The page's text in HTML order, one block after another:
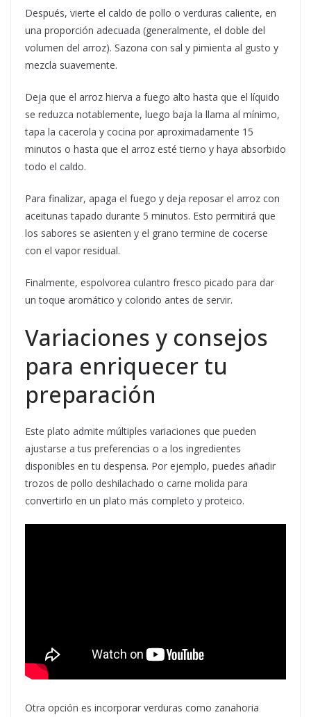
Después, vierte el caldo de pollo o verduras caliente, en
una proporción adecuada (generalmente, el doble del
volumen del arroz). Sazona con sal y pimienta al gusto y
mezcla suavemente.
Deja que el arroz hierva a fuego alto hasta que el líquido
se reduzca notablemente, luego baja la llama al mínimo,
tapa la cacerola y cocina por aproximadamente 15
minutos o hasta que el arroz esté tierno y haya absorbido
todo el caldo.
Para finalizar, apaga el fuego y deja reposar el arroz con
aceitunas tapado durante 5 minutos. Esto permitirá que
los sabores se asienten y el grano termine de cocerse
con el vapor residual.
Finalmente, espolvorea culantro fresco picado para dar
un toque aromático y colorido antes de servir.
Variaciones y consejos
para enriquecer tu
preparación
Este plato admite múltiples variaciones que pueden
ajustarse a tus preferencias o a los ingredientes
disponibles en tu despensa. Por ejemplo, puedes añadir
trozos de pollo deshilachado o carne molida para
convertirlo en un plato más completo y proteico.
Otra opción es incorporar verduras como zanahoria